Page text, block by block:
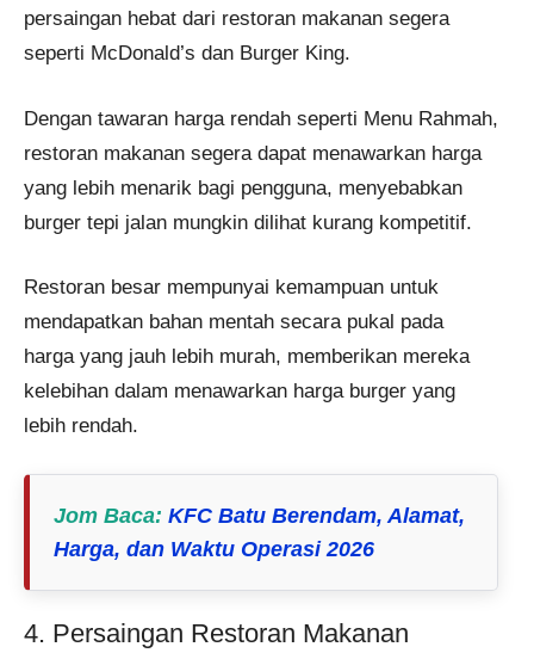
persaingan hebat dari restoran makanan segera
seperti McDonald’s dan Burger King.
Dengan tawaran harga rendah seperti Menu Rahmah,
restoran makanan segera dapat menawarkan harga
yang lebih menarik bagi pengguna, menyebabkan
burger tepi jalan mungkin dilihat kurang kompetitif​.
Restoran besar mempunyai kemampuan untuk
mendapatkan bahan mentah secara pukal pada
harga yang jauh lebih murah, memberikan mereka
kelebihan dalam menawarkan harga burger yang
lebih rendah.
Jom Baca: KFC Batu Berendam, Alamat,
Harga, dan Waktu Operasi 2026
4. Persaingan Restoran Makanan